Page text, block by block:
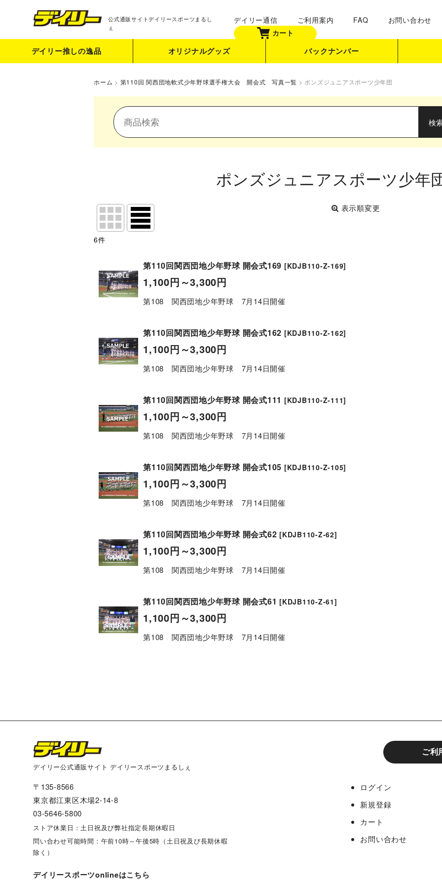
公式通販サイトデイリースポーツまるし
ぇ
デイリー通信 ご利用案内 FAQ
お問い合わせ
カート
デイリー推しの逸品 オリジナルグッズ バックナンバー
ホーム > 第110回 関西団地軟式少年野球選手権大会 開会式 写真一覧 > ポンズジュニアスポーツ少年団
ポンズジュニアスポーツ少年
表示順変更
表示数
絞り込む
6件
第110回関西団地少年野球 開会式169 [KDJB110-Z-169]
1,100円 ～3,300円
第108 関西団地少年野球 7月14日開催
第110回関西団地少年野球 開会式162 [KDJB110-Z-162]
1,100円 ～3,300円
第108 関西団地少年野球 7月14日開催
第110回関西団地少年野球 開会式111 [KDJB110-Z-111]
1,100円 ～3,300円
第108 関西団地少年野球 7月14日開催
第110回関西団地少年野球 開会式105 [KDJB110-Z-105]
1,100円 ～3,300円
第108 関西団地少年野球 7月14日開催
第110回関西団地少年野球 開会式62 [KDJB110-Z-62]
1,100円 ～3,300円
第108 関西団地少年野球 7月14日開催
第110回関西団地少年野球 開会式61 [KDJB110-Z-61]
1,100円 ～3,300円
第108 関西団地少年野球 7月14日開催
デイリー公式通販サイト デイリースポーツまるしぇ
〒135-8566
東京都江東区木場2-14-8
03-5646-5800
ストア休業日：土日祝及び弊社指定長期休暇日
問い合わせ可能時間：午前10時～午後5時（土日祝及び長期休暇
除く）
デイリースポーツonlineはこちら
ご利
ログイン
新規登録
カート
お問い合わせ